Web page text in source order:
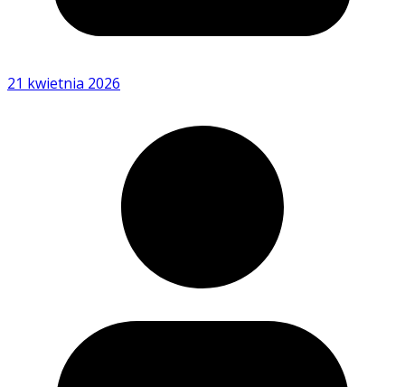
21 kwietnia 2026